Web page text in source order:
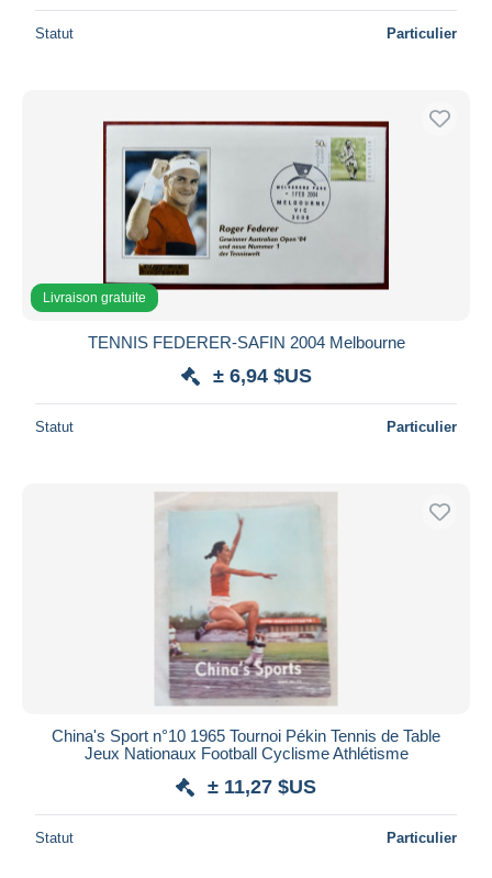
Statut Particulier
Livraison gratuite
TENNIS FEDERER-SAFIN 2004 Melbourne
± 6,94 $US
Statut Particulier
China's Sport n°10 1965 Tournoi Pékin Tennis de Table
Jeux Nationaux Football Cyclisme Athlétisme
± 11,27 $US
Statut Particulier